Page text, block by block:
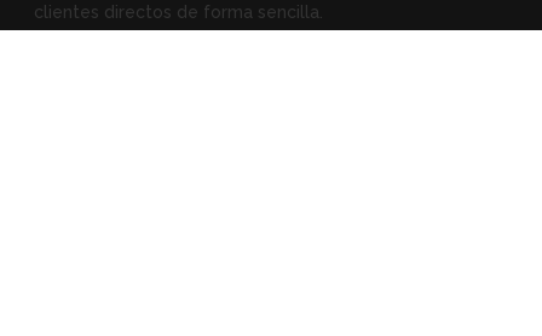
clientes directos de forma sencilla.